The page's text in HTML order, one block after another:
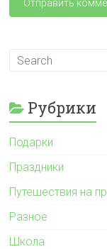
Рубрики
Подарки
Праздники
Путешествия на
Разное
Школа